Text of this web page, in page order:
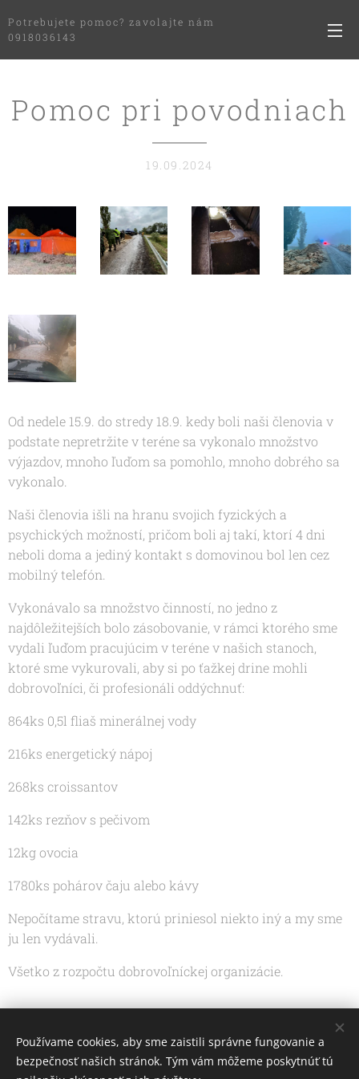
Potrebujete pomoc? zavolajte nám
0918036143
Pomoc pri povodniach
19.09.2024
Od nedele 15.9. do stredy 18.9. kedy boli naši členovia v
podstate nepretržite v teréne sa vykonalo množstvo
výjazdov, mnoho ľuďom sa pomohlo, mnoho dobrého sa
vykonalo.
Naši členovia išli na hranu svojich fyzických a
psychických možností, pričom boli aj takí, ktorí 4 dni
neboli doma a jediný kontakt s domovinou bol len cez
mobilný telefón.
Vykonávalo sa množstvo činností, no jedno z
najdôležitejších bolo zásobovanie, v rámci ktorého sme
vydali ľuďom pracujúcim v teréne v našich stanoch,
ktoré sme vykurovali, aby si po ťažkej drine mohli
dobrovoľníci, či profesionáli oddýchnuť:
864ks 0,5l fliaš minerálnej vody
216ks energetický nápoj
268ks croissantov
142ks rezňov s pečivom
12kg ovocia
1780ks pohárov čaju alebo kávy
Nepočítame stravu, ktorú priniesol niekto iný a my sme
ju len vydávali.
Všetko z rozpočtu dobrovoľníckej organizácie.
Používame cookies, aby sme zaistili správne fungovanie a
bezpečnosť našich stránok. Tým vám môžeme poskytnúť tú